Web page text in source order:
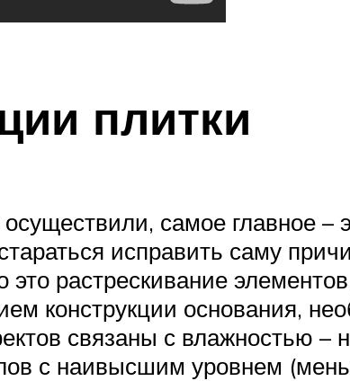
плитки
самое главное –
исправить саму
растрескивание
конструкции основания,
связаны с влажностью –
с наивысшим уровнем